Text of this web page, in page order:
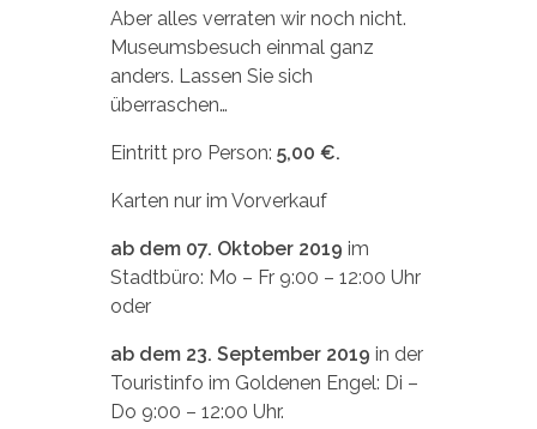
Aber alles verraten wir noch nicht.
Museumsbesuch einmal ganz
anders. Lassen Sie sich
überraschen…
Eintritt pro Person: 5,00 €.
Karten nur im Vorverkauf
ab dem 07. Oktober 2019 im
Stadtbüro: Mo – Fr 9:00 – 12:00 Uhr
oder
ab dem 23. September 2019 in der
Touristinfo im Goldenen Engel: Di –
Do 9:00 – 12:00 Uhr.